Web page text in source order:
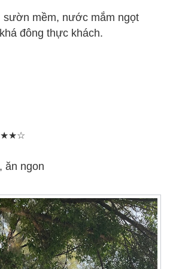
sườn mềm, nước mắm ngọt
đông thực khách.
ăn ngon